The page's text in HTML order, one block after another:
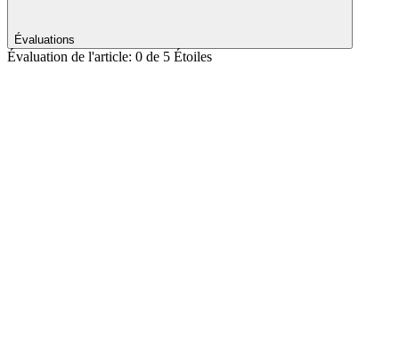
Évaluations
Évaluation de l'article: 0 de 5 Étoiles